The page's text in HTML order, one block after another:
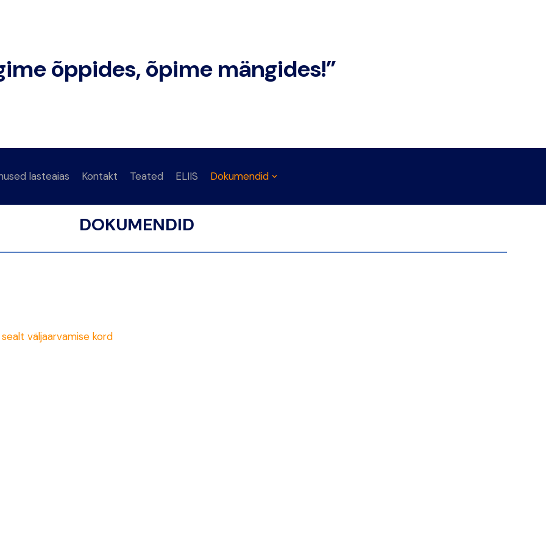
õppides, õpime mängides!”
lasteaias Kontakt Teated ELIIS Dokumendid
DOKUMENDID
väljaarvamise kord